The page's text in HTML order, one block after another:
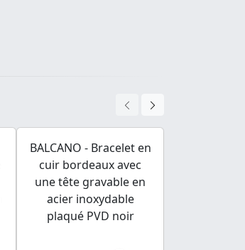
BALCANO - Bracelet en
cuir bordeaux avec
une tête gravable en
acier inoxydable
plaqué PVD noir